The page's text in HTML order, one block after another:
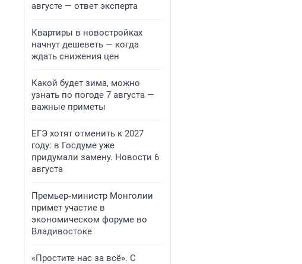
августе — ответ эксперта
Квартиры в новостройках
начнут дешеветь — когда
ждать снижения цен
Какой будет зима, можно
узнать по погоде 7 августа —
важные приметы
ЕГЭ хотят отменить к 2027
году: в Госдуме уже
придумали замену. Новости 6
августа
Премьер‑министр Монголии
примет участие в
экономическом форуме во
Владивостоке
«Простите нас за всё». С